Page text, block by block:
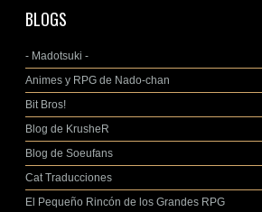
BLOGS
- Madotsuki -
Animes y RPG de Nado-chan
Bit Bros!
Blog de KrusheR
Blog de Soeufans
Cat Traducciones
El Pequeño Rincón de los Grandes RPG